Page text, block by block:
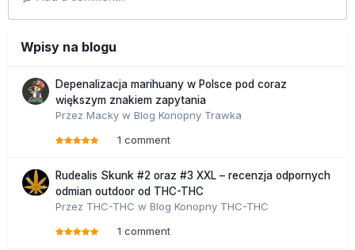
Wpisy na blogu
Depenalizacja marihuany w Polsce pod coraz
większym znakiem zapytania
Przez Macky w Blog Konopny Trawka
1 comment
Rudealis Skunk #2 oraz #3 XXL – recenzja odpornych
odmian outdoor od THC-THC
Przez THC-THC w Blog Konopny THC-THC
1 comment